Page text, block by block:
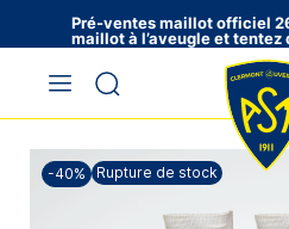
Pré-ventes maillot officiel
maillot à l’aveugle et tentez
en VIP !
-40% Rupture de stock